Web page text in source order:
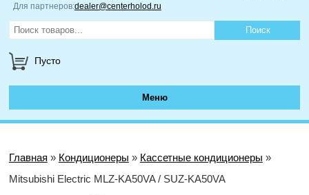
Для партнеров:dealer@centerholod.ru
Пусто
Меню
Главная » Кондиционеры » Кассетные кондиционеры »
Mitsubishi Electric MLZ-KA50VA / SUZ-KA50VA